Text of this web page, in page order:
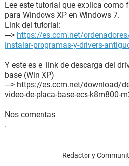
   DirectX   DirectX 10.1
   Nombre de la computadora   ABIMAEL
   Nombre de usuario   Administrador
   Dominio de inicio de sesión   ABIMAEL
  Motherboard:
   Tipo de CPU   AMD Sempron, 1400 MHz (7 x 200)
   Nombre del motherboard   ECS K8M800-M2 (3 PCI,
Lee este tutorial que explica como
para Windows XP en Windows 7.
Link del tutorial:
---> https://es.ccm.net/
instalar-programas-y-drivers-
Y este es el link de descarga del
base (Win XP)
---> https://es.ccm.net/download/
video-de-placa-base-ecs-k8m800-
Nos comentas
.
Redactor y